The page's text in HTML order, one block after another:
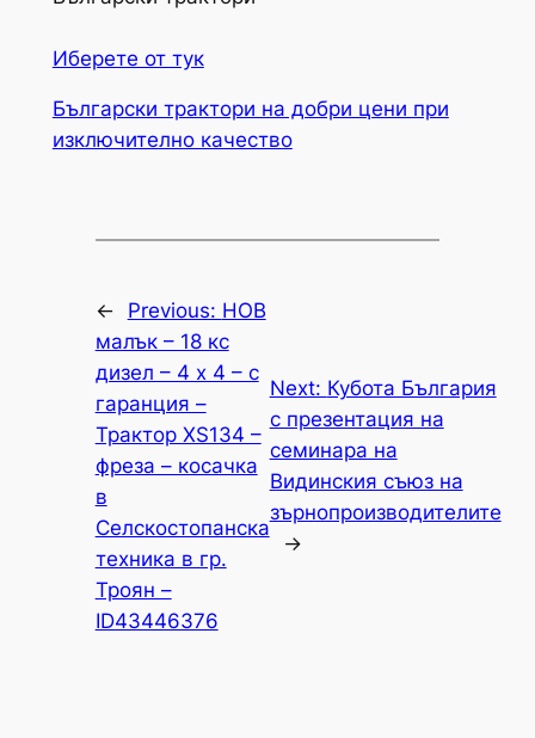
Иберете от тук
Български трактори на добри цени при
изключително качество
← Previous: НОВ
малък – 18 кс
дизел – 4 х 4 – с
гаранция –
Трактор XS134 –
фреза – косачка
в
Селскостопанска
техника в гр.
Троян –
ID43446376
Next: Кубота България
с презентация на
семинара на
Видинския съюз на
зърнопроизводителите
→